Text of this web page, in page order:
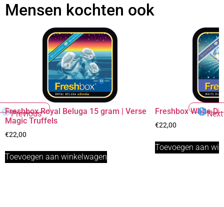
Mensen kochten ook
Previous
Freshbox Royal Beluga 15 gram | Verse
Magic Truffels
€22,00
Toevoegen aan winkelwagen
Freshbox White
€22,00
Toevoegen aan
Next